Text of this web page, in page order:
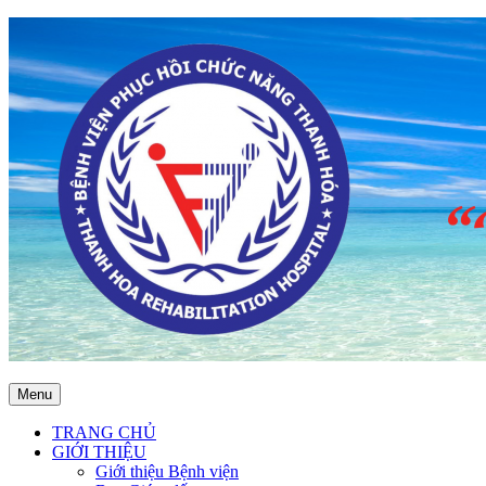
Menu
TRANG CHỦ
GIỚI THIỆU
Giới thiệu Bệnh viện